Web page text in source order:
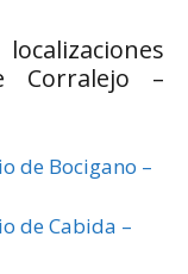
Corralejo –
de Bocigano –
de Cabida –